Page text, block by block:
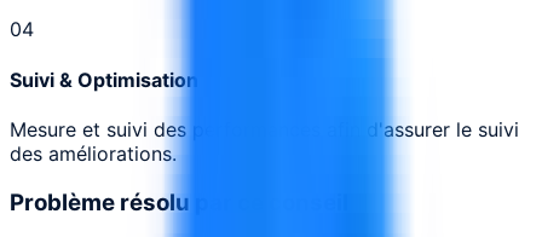
04
Suivi & Optimisation
Mesure et suivi des performances afin d'assurer le suivi
des améliorations.
Problème résolu par ce conseil